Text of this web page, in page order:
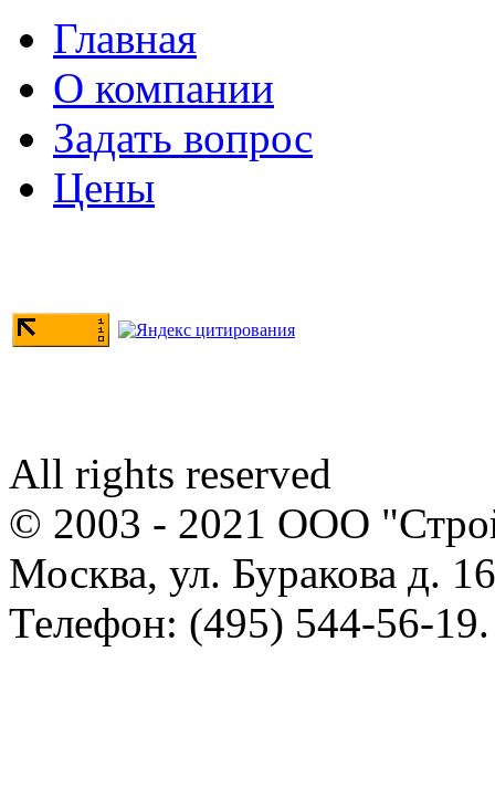
Главная
О компании
Задать вопрос
Цены
All rights reserved
© 2003 - 2021 ООО
Москва, ул. Буракова д.
Телефон: (495) 544-56-